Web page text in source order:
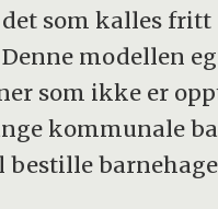
som kalles fritt
modellen
som ikke er
kommunale
bestille